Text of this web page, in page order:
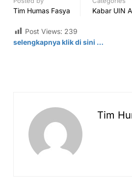
Tim Humas Fasya Kabar UIN
Post Views: 239
selengkapnya klik di sini …
Tim